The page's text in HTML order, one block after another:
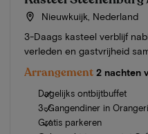
Nieuwkuijk, Nederland
3-Daags kasteel verblijf
verleden en gastvrijheid
Arrangement 2 nachten
Dagelijks ontbijtbuffet
3-Gangendiner in
Gratis parkeren